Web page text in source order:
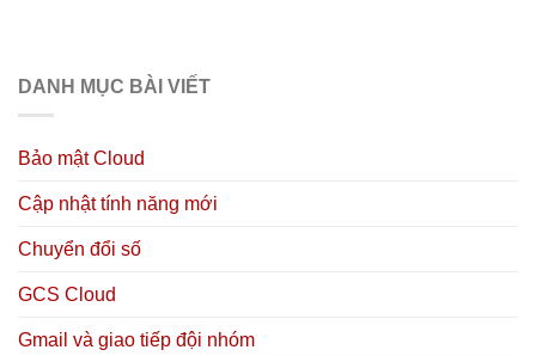
DANH MỤC BÀI VIẾT
Bảo mật Cloud
Cập nhật tính năng mới
Chuyển đổi số
GCS Cloud
Gmail và giao tiếp đội nhóm